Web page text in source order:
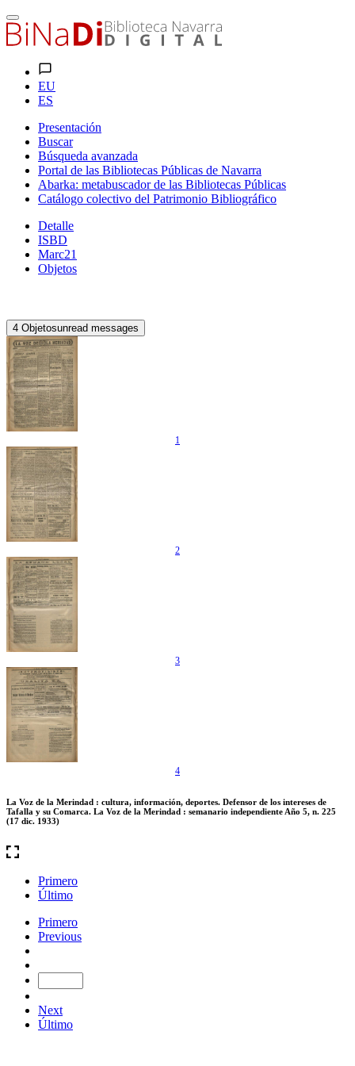
EU
ES
Presentación
Buscar
Búsqueda avanzada
Portal de las Bibliotecas Públicas de Navarra
Abarka: metabuscador de las Bibliotecas Públicas
Catálogo colectivo del Patrimonio Bibliográfico
Detalle
ISBD
Marc21
Objetos
4 Objetosunread messages
1
2
3
4
La Voz de la Merindad : cultura, información, deportes. Defensor de los intereses de
Tafalla y su Comarca. La Voz de la Merindad : semanario independiente Año 5, n. 225
(17 dic. 1933)
Primero
Último
Primero
Previous
Next
Último